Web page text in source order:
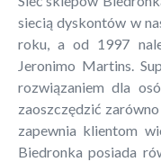
siecią dyskontów w
roku, a od 1997
Jeronimo Martins.
rozwiązaniem dla
zaoszczędzić
zapewnia klientom
Biedronka posiada